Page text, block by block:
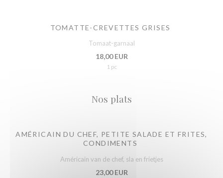
TOMATTE-CREVETTES GRISES
Tomaat-garnaal
18,00 EUR
1 pc
Nos plats
AMÉRICAIN DU CHEF, PETITE SALADE ET FRITES,
CONDIMENTS
Américain van de chef, sla en frietjes
23,00 EUR